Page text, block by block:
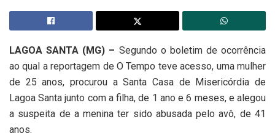
LAGOA SANTA (MG) – Segundo o boletim de ocorrência
ao qual a reportagem de O Tempo teve acesso, uma mulher
de 25 anos, procurou a Santa Casa de Misericórdia de
Lagoa Santa junto com a filha, de 1 ano e 6 meses, e alegou
a suspeita de a menina ter sido abusada pelo avô, de 41
anos.